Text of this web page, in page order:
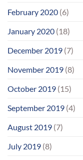
February 2020 (6)
January 2020 (18)
December 2019 (7)
November 2019 (8)
October 2019 (15)
September 2019 (4)
August 2019 (7)
July 2019 (8)